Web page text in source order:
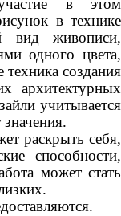
в этом
в технике
вид живописи,
одного цвета,
техника создания
архитектурных
учитывается
раскрыть себя,
способности,
может стать